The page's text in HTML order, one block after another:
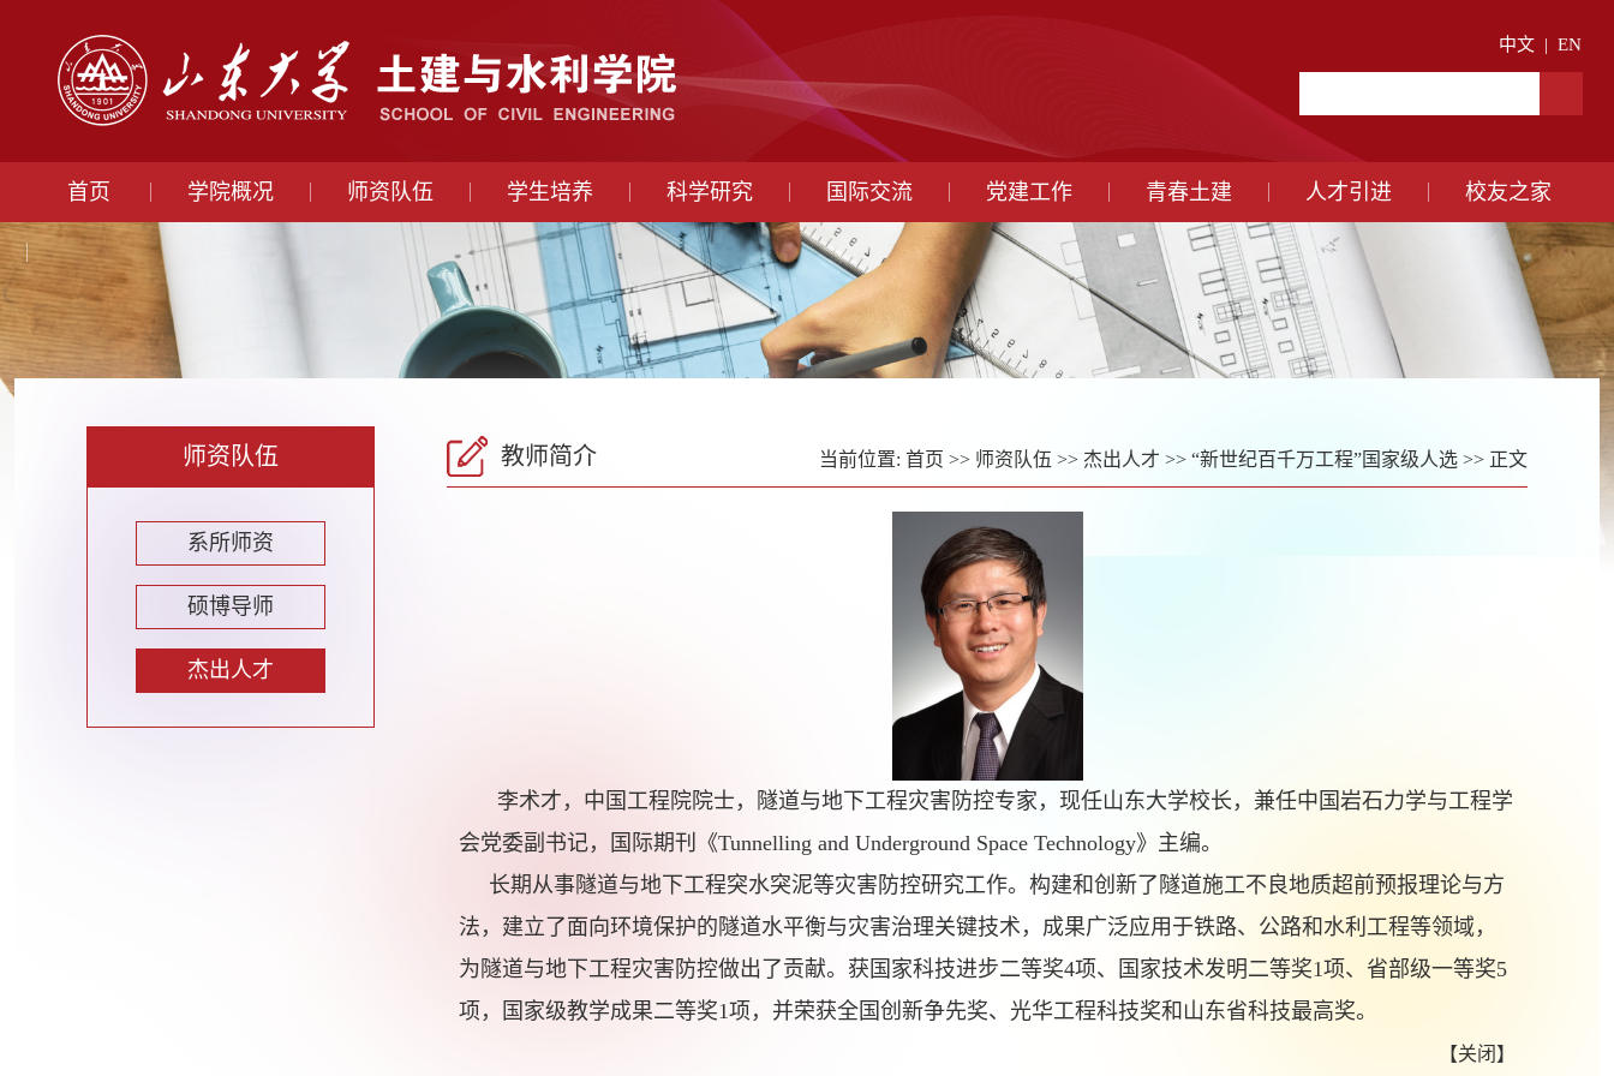
中文 | EN
首页 学院概况 师资队伍 学生培养 科学研究 国际交流 党建工作 青春土建 人才引进 校友之家
师资队伍
系所师资
硕博导师
杰出人才
教师简介 当前位置: 首页 >> 师资队伍 >> 杰出人才 >> “新世纪百千万工程”国家级人选 >> 正文
李术才，中国工程院院士，隧道与地下工程灾害防控专家，现任山东大学校长，兼任中国岩石力学与工程学
会党委副书记，国际期刊《Tunnelling and Underground Space Technology》主编。
长期从事隧道与地下工程突水突泥等灾害防控研究工作。构建和创新了隧道施工不良地质超前预报理论与方
法，建立了面向环境保护的隧道水平衡与灾害治理关键技术，成果广泛应用于铁路、公路和水利工程等领域，
为隧道与地下工程灾害防控做出了贡献。获国家科技进步二等奖4项、国家技术发明二等奖1项、省部级一等奖5
项，国家级教学成果二等奖1项，并荣获全国创新争先奖、光华工程科技奖和山东省科技最高奖。
【关闭 】